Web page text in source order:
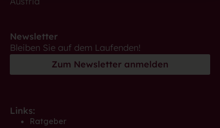
Newsletter
Bleiben Sie auf dem Laufenden!
Zum Newsletter anmelden
Links:
Ratgeber